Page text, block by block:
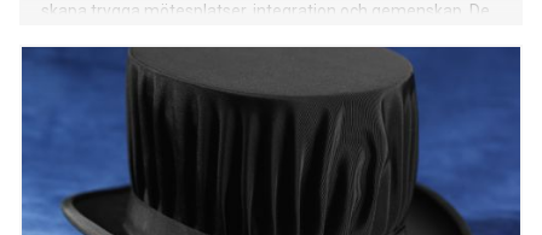
skapa trygga mötesplatser, integration och gemenskap. De
sänka trösklar inom idrottsrörelsen. Nyanlända kan vara
med i fotbollsträningen utan att först stå i kö.